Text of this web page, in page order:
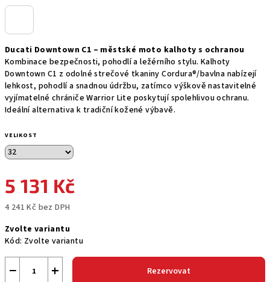
Ducati Downtown C1 – městské moto kalhoty s ochranou
Kombinace bezpečnosti, pohodlí a ležérního stylu. Kalhoty
Downtown C1 z odolné strečové tkaniny Cordura®/bavlna nabízejí
lehkost, pohodlí a snadnou údržbu, zatímco výškově nastavitelné
vyjímatelné chrániče Warrior Lite poskytují spolehlivou ochranu.
Ideální alternativa k tradiční kožené výbavě.
VELIKOST
5 131 Kč
4 241 Kč bez DPH
cena:
Zvolte variantu
Kód: Zvolte variantu
+
− Rezervovat